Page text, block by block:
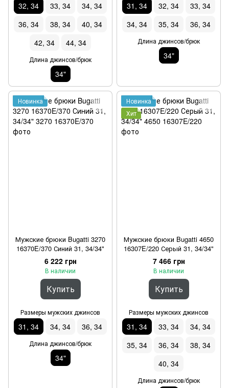
32, 34 33, 34
34, 34
36, 34
38, 34
40, 34
42, 34
44, 34
Длина джинсов/брюк
34"
31, 34 32, 34
33, 34
34, 34
35, 34 36, 34
Длина джинсов/брюк
34"
Новинка
Мужские брюки Bugatti 3270
16370E/370 Синий 31, 34/34"
6 222 грн
В наличии
Купить
Размеры мужских джинсов
31, 34 34, 34 36, 34
Длина джинсов/брюк
34"
Новинка
Хит
Мужские брюки Bugatti 4650
16307E/220 Серый 31, 34/34"
7 466 грн
В наличии
Купить
Размеры мужских джинсов
31, 34 33, 34
34, 34
35, 34
36, 34
38, 34
40, 34
Длина джинсов/брюк